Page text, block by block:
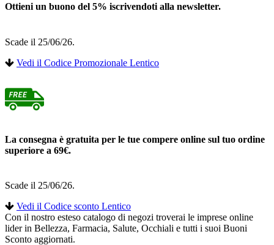
Ottieni un buono del 5% iscrivendoti alla newsletter.
Scade il 25/06/26.
Vedi il Codice Promozionale Lentico
La consegna è gratuita per le tue compere online sul tuo ordine
superiore a 69€.
Scade il 25/06/26.
Vedi il Codice sconto Lentico
Con il nostro esteso catalogo di negozi troverai le imprese online
lider in Bellezza, Farmacia, Salute, Occhiali e tutti i suoi Buoni
Sconto aggiornati.